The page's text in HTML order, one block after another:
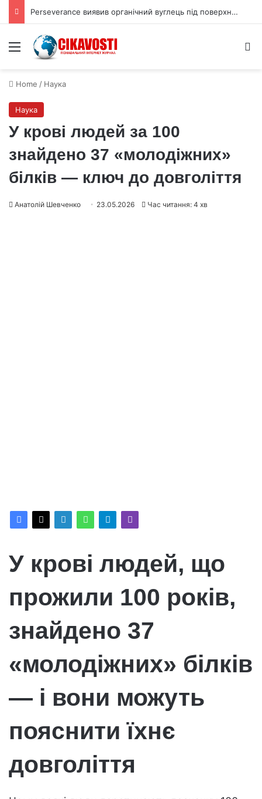
Perseverance виявив органічний вуглець під поверхнею Марса
Menu
Home / Наука
Наука
У крові людей за 100
знайдено 37 «молодіжних»
білків — ключ до довголіття
Анатолій Шевченко 23.05.2026 Час читання: 4 хв
У крові людей, що
прожили 100 років,
знайдено 37
«молодіжних» білків
— і вони можуть
пояснити їхнє
довголіття